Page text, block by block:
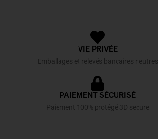
VIE PRIVÉE
Emballages et relevés bancaires neutres
PAIEMENT SÉCURISÉ
Paiement 100% protégé 3D secure